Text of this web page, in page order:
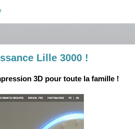
Lille 3000 !
3D pour toute la famille !